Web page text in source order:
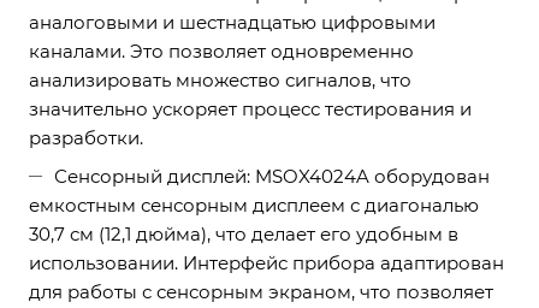
аналоговыми и шестнадцатью цифровыми
каналами. Это позволяет одновременно
анализировать множество сигналов, что
значительно ускоряет процесс тестирования и
разработки.
Сенсорный дисплей: MSOX4024A оборудован
емкостным сенсорным дисплеем с диагональю
30,7 см (12,1 дюйма), что делает его удобным в
использовании. Интерфейс прибора адаптирован
для работы с сенсорным экраном, что позволяет